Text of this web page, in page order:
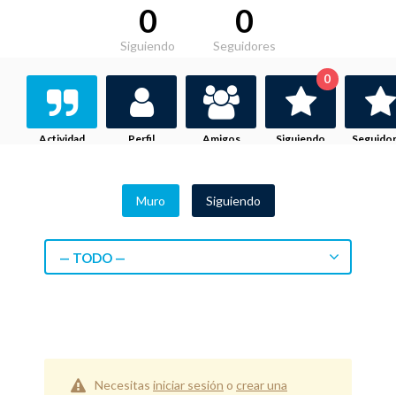
0
Siguiendo
0
Seguidores
Actividad Perfil Amigos Siguiendo
0
Muro Siguiendo
— TODO —
Necesitas iniciar sesión o crear una